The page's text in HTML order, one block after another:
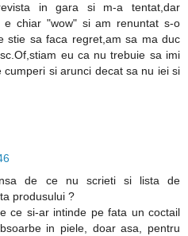
in gara si m-a tentat,dar
e chiar "wow" si am renuntat s-o
stie sa faca regret,am sa ma duc
eu ca nu trebuie sa imi
cumperi si arunci decat sa nu iei si
de ce nu scrieti si lista de
produsului ?
ce si-ar intinde pe fata un coctail
in piele, doar asa, pentru